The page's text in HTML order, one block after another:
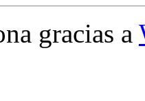
gracias a